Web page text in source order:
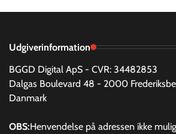
Udgiverinformation
BGGD Digital ApS - CVR: 34482853
Dalgas Boulevard 48 - 2000
Danmark
OBS:Henvendelse på adressen ikke